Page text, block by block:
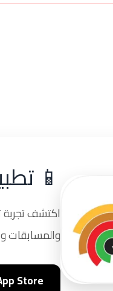
📱
اكتشف تجربة
والمسابقات
Store